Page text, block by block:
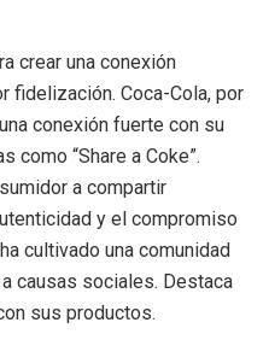
crear una conexión
fidelización. Coca-Cola, por
conexión fuerte con su
como “Share a Coke”.
a compartir
y el compromiso
cultivado una comunidad
causas sociales. Destaca
sus productos.